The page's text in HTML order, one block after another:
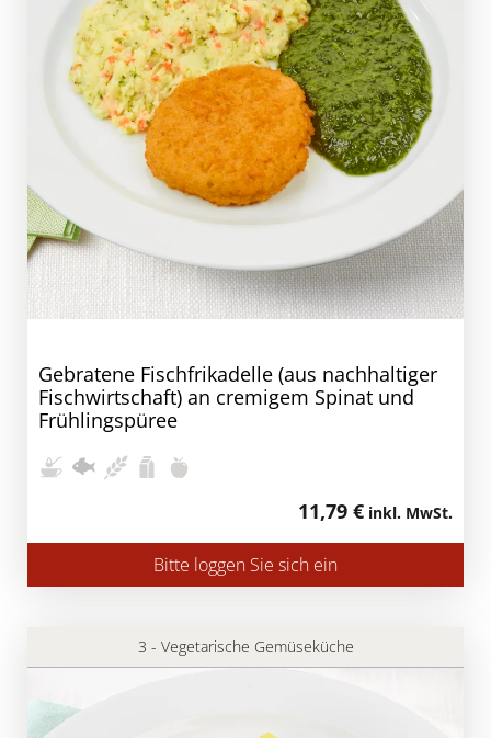
Gebratene Fischfrikadelle (aus nachhaltiger
Fischwirtschaft) an cremigem Spinat und
Frühlingspüree
11,79 € inkl. MwSt.
Bitte loggen Sie sich ein
3 - Vegetarische Gemüseküche